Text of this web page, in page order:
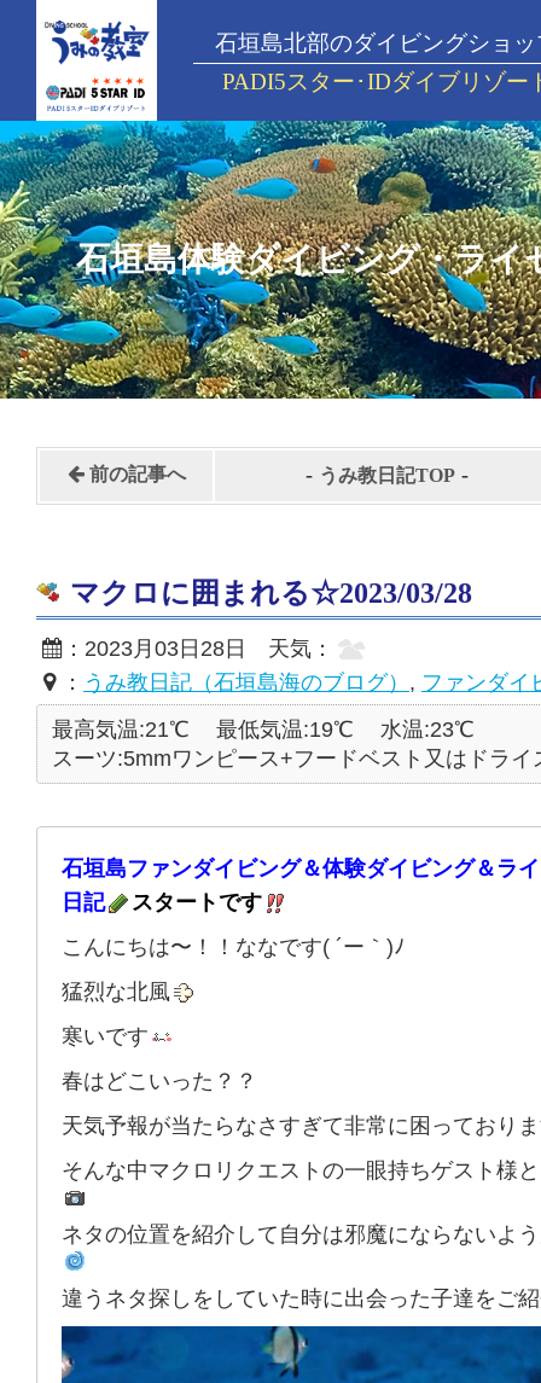
石垣島北部のダイビングショッ
PADI5スター･IDダイブリゾー
石垣島体験ダイビング・ライ
前の記事へ - うみ教日記TOP -
マクロに囲まれる☆2023/03/28
：2023月03日28日 天気：
： うみ教日記（石垣島海のブログ） , ファンダイ
最高気温:21℃
最低気温:19℃
水温:23℃
スーツ:5mmワンピース+フードベスト又はドライ
石垣島ファンダイビング＆体験ダイビング＆ラ
日記
スタートです
こんにちは〜！！ななです( ´ー｀)ﾉ
猛烈な北風
寒いです
春はどこいった？？
天気予報が当たらなさすぎて非常に困っており
そんな中マクロリクエストの一眼持ちゲスト様
ネタの位置を紹介して自分は邪魔にならないよ
違うネタ探しをしていた時に出会った子達をご